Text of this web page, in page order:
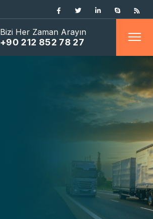
Bizi Her Zaman Arayın
+90 212 852 78 27